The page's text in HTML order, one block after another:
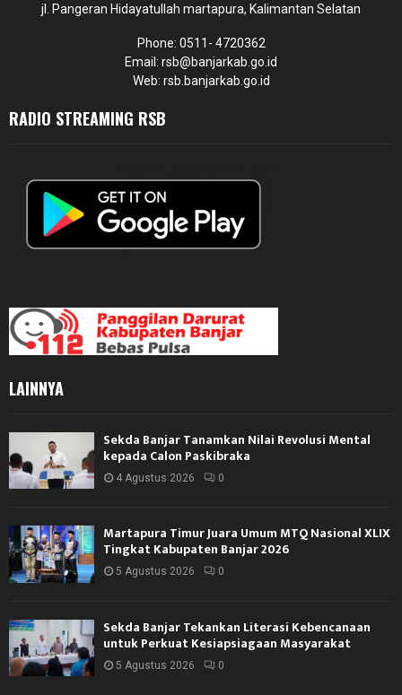
jl. Pangeran Hidayatullah martapura, Kalimantan Selatan
Phone: 0511- 4720362
Email: rsb@banjarkab.go.id
Web: rsb.banjarkab.go.id
RADIO STREAMING RSB
LAINNYA
Sekda Banjar Tanamkan Nilai Revolusi Mental
kepada Calon Paskibraka
4 Agustus 2026 0
Martapura Timur Juara Umum MTQ Nasional XLIX
Tingkat Kabupaten Banjar 2026
5 Agustus 2026 0
Sekda Banjar Tekankan Literasi Kebencanaan
untuk Perkuat Kesiapsiagaan Masyarakat
5 Agustus 2026 0